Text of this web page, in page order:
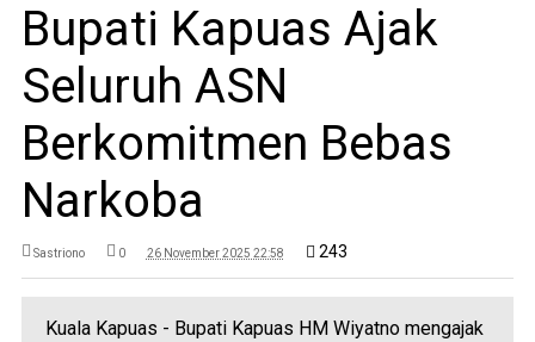
Bupati Kapuas Ajak
Seluruh ASN
Berkomitmen Bebas
Narkoba
Sastriono 0 26 November 2025 22:58 243
Kuala Kapuas - Bupati Kapuas HM Wiyatno mengajak